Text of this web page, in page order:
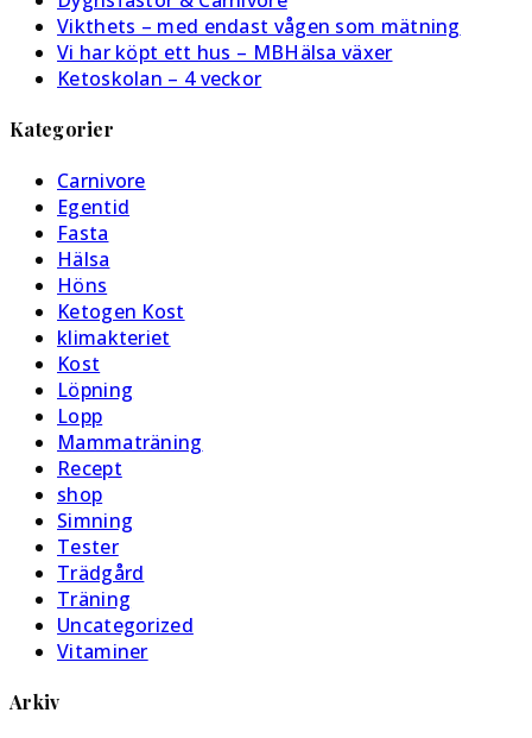
Vikthets – med endast vågen som mätning
Vi har köpt ett hus – MBHälsa växer
Ketoskolan – 4 veckor
Kategorier
Carnivore
Egentid
Fasta
Hälsa
Höns
Ketogen Kost
klimakteriet
Kost
Löpning
Lopp
Mammaträning
Recept
shop
Simning
Tester
Trädgård
Träning
Uncategorized
Vitaminer
Arkiv